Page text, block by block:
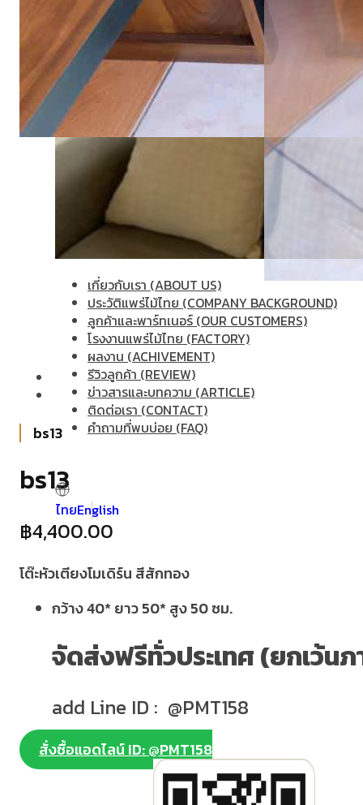
เกี่ยวกับเรา (ABOUT US)
ประวัติแพร่ไม้ไทย (COMPANY BACKGROUND)
ลูกค้าและพาร์ทเนอร์ (OUR CUSTOMERS)
โรงงานแพร่ไม้ไทย (FACTORY)
ผลงาน (ACHIVEMENT)
รีวิวลูกค้า (REVIEW)
ข่าวสารและบทความ (ARTICLE)
ติดต่อเรา (CONTACT)
คำถามที่พบบ่อย (FAQ)
English
ไทย
bs13
bs13
฿4,400.00
โต๊ะหัวเตียงโมเดิร์น สีสักทอง
กว้าง 40* ยาว 50* สูง 50 ซม.
จัดส่งฟรีทั่วประเทศ (ยกเว้นภ
add Line ID : @PMT158
สั่งซื้อแอดไลน์ ID: @PMT158